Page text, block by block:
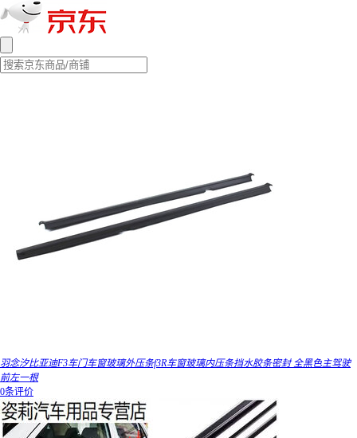
羽念汐比亚迪F3车门车窗玻璃外压条f3R车窗玻璃内压条挡水胶条密封 全黑色主驾驶
前左一根
0条评价